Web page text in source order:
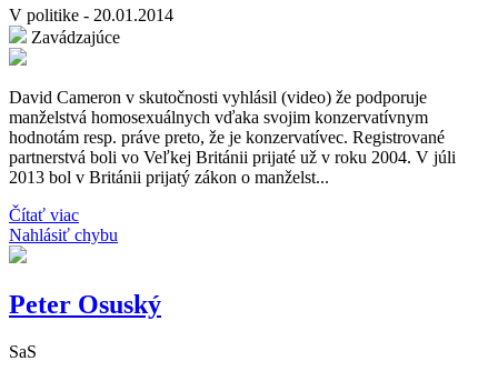
V politike - 20.01.2014
Zavádzajúce
David Cameron v skutočnosti vyhlásil (video) že podporuje
manželstvá homosexuálnych vďaka svojim konzervatívnym
hodnotám resp. práve preto, že je konzervatívec. Registrované
partnerstvá boli vo Veľkej Británii prijaté už v roku 2004. V júli
2013 bol v Británii prijatý zákon o manželst...
Čítať viac
Nahlásiť chybu
Peter Osuský
SaS